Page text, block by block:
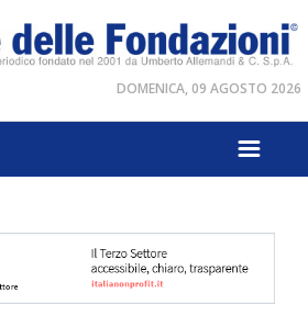
DOMENICA, 09 AGOSTO 2026